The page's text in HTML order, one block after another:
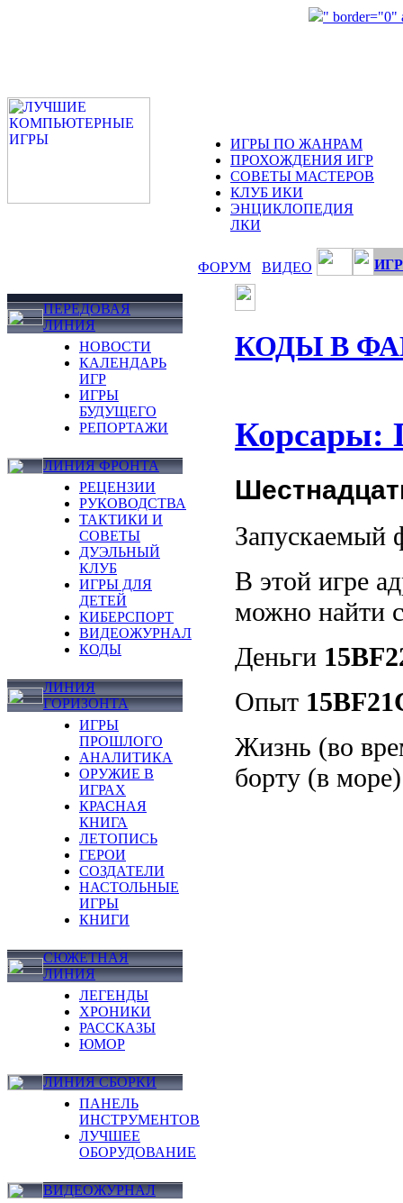
" border="0"
ИГРЫ ПО ЖАНРАМ
ПРОХОЖДЕНИЯ ИГР
СОВЕТЫ МАСТЕРОВ
КЛУБ ИКИ
ЭНЦИКЛОПЕДИЯ
ЛКИ
ФОРУМ ВИДЕО
ПЕРЕДОВАЯ
ЛИНИЯ
НОВОСТИ
КАЛЕНДАРЬ
ИГР
ИГРЫ
БУДУЩЕГО
РЕПОРТАЖИ
ЛИНИЯ ФРОНТА
РЕЦЕНЗИИ
РУКОВОДСТВА
ТАКТИКИ И
СОВЕТЫ
ДУЭЛЬНЫЙ
КЛУБ
ИГРЫ ДЛЯ
ДЕТЕЙ
КИБЕРСПОРТ
ВИДЕОЖУРНАЛ
КОДЫ
ЛИНИЯ
ГОРИЗОНТА
ИГРЫ
ПРОШЛОГО
АНАЛИТИКА
ОРУЖИЕ В
ИГРАХ
КРАСНАЯ
КНИГА
ЛЕТОПИСЬ
ГЕРОИ
СОЗДАТЕЛИ
НАСТОЛЬНЫЕ
ИГРЫ
КНИГИ
СЮЖЕТНАЯ
ЛИНИЯ
ЛЕГЕНДЫ
ХРОНИКИ
РАССКАЗЫ
ЮМОР
ЛИНИЯ СБОРКИ
ПАНЕЛЬ
ИНСТРУМЕНТОВ
ЛУЧШЕЕ
ОБОРУДОВАНИЕ
ВИДЕОЖУРНАЛ
КОДЫ В
Корсары:
Запускаемый
В этой игре
можно
Деньги
Опыт
Жизнь (во
борту (в